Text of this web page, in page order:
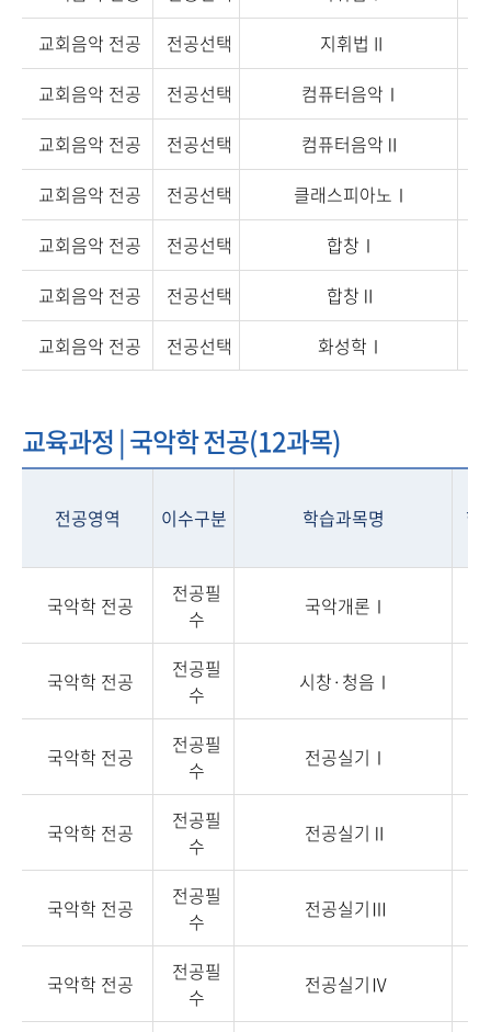
교회음악 전공
전공선택 지휘법 II
교회음악 전공
전공선택 컴퓨터음악Ⅰ
교회음악 전공
전공선택 컴퓨터음악Ⅱ
교회음악 전공
전공선택 클래스피아노Ⅰ
교회음악 전공
전공선택 합창Ⅰ
교회음악 전공
전공선택 합창Ⅱ
교회음악 전공
전공선택 화성학Ⅰ
교육과정 | 국악학 전공(12과목)
전공영역 이수구분 학습과목명 학
국악학 전공
전공필
수
국악개론Ⅰ
국악학 전공
전공필
수
시창·청음Ⅰ
국악학 전공
전공필
수
전공실기Ⅰ
국악학 전공
전공필
수
전공실기Ⅱ
국악학 전공
전공필
수
전공실기Ⅲ
국악학 전공
전공필
수
전공실기Ⅳ